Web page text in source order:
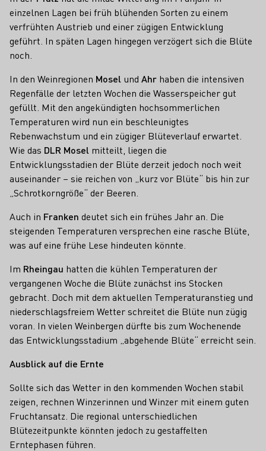
einzelnen Lagen bei früh blühenden Sorten zu einem
verfrühten Austrieb und einer zügigen Entwicklung
geführt. In späten Lagen hingegen verzögert sich die Blüte
noch.
In den Weinregionen Mosel und Ahr haben die intensiven
Regenfälle der letzten Wochen die Wasserspeicher gut
gefüllt. Mit den angekündigten hochsommerlichen
Temperaturen wird nun ein beschleunigtes
Rebenwachstum und ein zügiger Blüteverlauf erwartet.
Wie das DLR Mosel mitteilt, liegen die
Entwicklungsstadien der Blüte derzeit jedoch noch weit
auseinander – sie reichen von „kurz vor Blüte“ bis hin zur
„Schrotkorngröße“ der Beeren.
Auch in Franken deutet sich ein frühes Jahr an. Die
steigenden Temperaturen versprechen eine rasche Blüte,
was auf eine frühe Lese hindeuten könnte.
Im Rheingau hatten die kühlen Temperaturen der
vergangenen Woche die Blüte zunächst ins Stocken
gebracht. Doch mit dem aktuellen Temperaturanstieg und
niederschlagsfreiem Wetter schreitet die Blüte nun zügig
voran. In vielen Weinbergen dürfte bis zum Wochenende
das Entwicklungsstadium „abgehende Blüte“ erreicht sein.
Ausblick auf die Ernte
Sollte sich das Wetter in den kommenden Wochen stabil
zeigen, rechnen Winzerinnen und Winzer mit einem guten
Fruchtansatz. Die regional unterschiedlichen
Blütezeitpunkte könnten jedoch zu gestaffelten
Erntephasen führen.